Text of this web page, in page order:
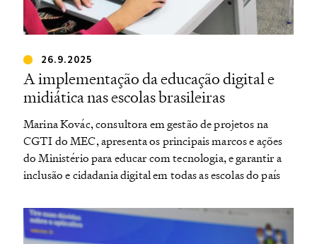
26.9.2025
A implementação da educação digital e
midiática nas escolas brasileiras
Marina Kovác, consultora em gestão de projetos na
CGTI do MEC, apresenta os principais marcos e ações
do Ministério para educar com tecnologia, e garantir a
inclusão e cidadania digital em todas as escolas do país